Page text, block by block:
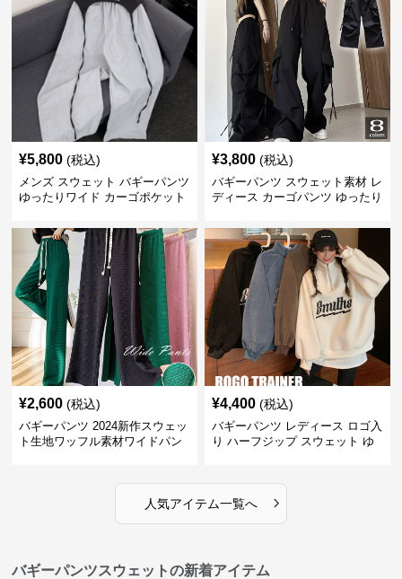
¥5,800 (税込)
メンズ スウェット バギーパンツ
ゆったりワイド カーゴポケット
¥3,800 (税込)
バギーパンツ スウェット素材 レ
ディース カーゴパンツ ゆったり
¥2,600 (税込)
バギーパンツ 2024新作スウェッ
ト生地ワッフル素材ワイドパン
¥4,400 (税込)
バギーパンツ レディース ロゴ入
り ハーフジップ スウェット ゆ
人気アイテム一覧へ ›
バギーパンツスウェットの新着アイテム